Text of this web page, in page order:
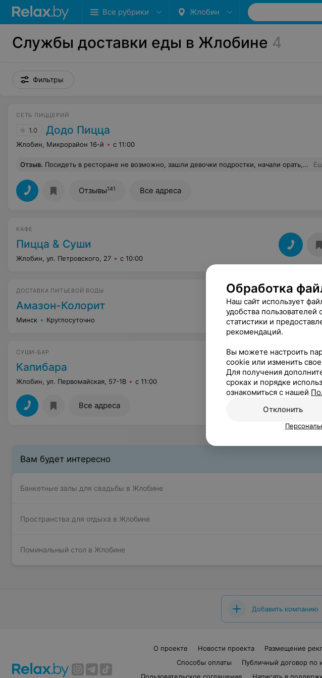
Все рубрики Жлобин
Службы доставки еды в Жлобине 4
Фильтры
СЕТЬ ПИЦЦЕРИЙ
1.0 Додо Пицца
Жлобин, Микрорайон 16-й с 11:00
Отзыв. Посидеть в ресторане не возможно, зашли девочки подростки, начали орать, говорить непристойные слова. Персонал никак не обращает внимание. Пошел ливень , девочки выжимали майки возле стола , брызги летели на нас,на пиццу . Делали что хотели , никакой дисциплины Из-за криков не было слышно собственного голоса.
Отзывы141 Все адреса
КАФЕ
Пицца & Суши
Жлобин, ул. Петровского, 27 с 10:00
ДОСТАВКА ПИТЬЕВОЙ ВОДЫ
Амазон-Колорит
Минск Круглосуточно
СУШИ-БАР
Капибара
Жлобин, ул. Первомайская, 57-1В с 11:00
Все адреса
Вам будет интересно
Банкетные залы для свадьбы в Жлобине
Пространства для отдыха в Жлобине
Поминальный стол в Жлобине
Добавить компанию
О проекте Новости проекта Размещение
Способы оплаты
Публичный договор по
Обработка
Наш сайт использует
удобства пользователей
статистики и
рекомендаций.
Вы можете настроить
cookie или изменить
Для получения
сроках и порядке
ознакомиться с нашей
Отклонить